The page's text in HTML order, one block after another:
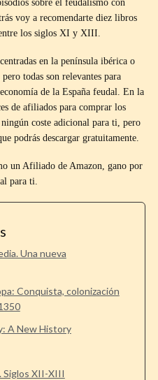
sobre el feudalismo con
voy a recomendarte diez libros
los siglos XI y XIII.
en la península ibérica o
todas son relevantes para
de la España feudal. En la
de afiliados para comprar los
coste adicional para ti, pero
podrás descargar gratuitamente.
un Afiliado de Amazon, gano por
para ti.
Una nueva
Conquista, colonización
A New History
Siglos XII-XIII